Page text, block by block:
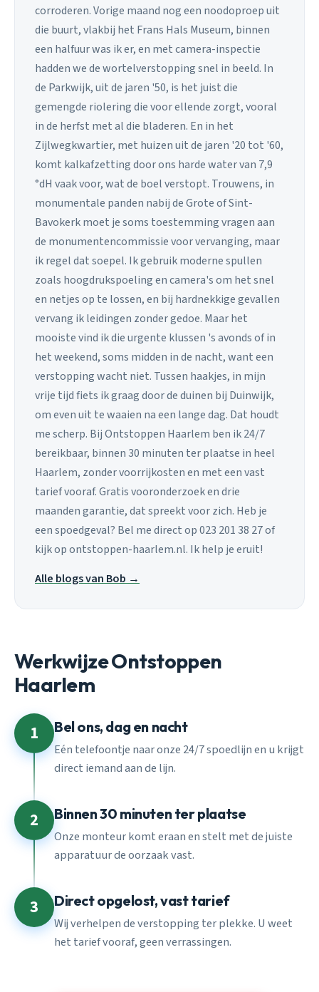
corroderen. Vorige maand nog een noodoproep uit
die buurt, vlakbij het Frans Hals Museum, binnen
een halfuur was ik er, en met camera-inspectie
hadden we de wortelverstopping snel in beeld. In
de Parkwijk, uit de jaren '50, is het juist die
gemengde riolering die voor ellende zorgt, vooral
in de herfst met al die bladeren. En in het
Zijlwegkwartier, met huizen uit de jaren '20 tot '60,
komt kalkafzetting door ons harde water van 7,9
°dH vaak voor, wat de boel verstopt. Trouwens, in
monumentale panden nabij de Grote of Sint-
Bavokerk moet je soms toestemming vragen aan
de monumentencommissie voor vervanging, maar
ik regel dat soepel. Ik gebruik moderne spullen
zoals hoogdrukspoeling en camera's om het snel
en netjes op te lossen, en bij hardnekkige gevallen
vervang ik leidingen zonder gedoe. Maar het
mooiste vind ik die urgente klussen 's avonds of in
het weekend, soms midden in de nacht, want een
verstopping wacht niet. Tussen haakjes, in mijn
vrije tijd fiets ik graag door de duinen bij Duinwijk,
om even uit te waaien na een lange dag. Dat houdt
me scherp. Bij Ontstoppen Haarlem ben ik 24/7
bereikbaar, binnen 30 minuten ter plaatse in heel
Haarlem, zonder voorrijkosten en met een vast
tarief vooraf. Gratis vooronderzoek en drie
maanden garantie, dat spreekt voor zich. Heb je
een spoedgeval? Bel me direct op 023 201 38 27 of
kijk op ontstoppen-haarlem.nl. Ik help je eruit!
Alle blogs van Bob →
Werkwijze Ontstoppen
Haarlem
1 Bel ons, dag en nacht
Eén telefoontje naar onze 24/7 spoedlijn en u krijgt
direct iemand aan de lijn.
2 Binnen 30 minuten ter plaatse
Onze monteur komt eraan en stelt met de juiste
apparatuur de oorzaak vast.
3 Direct opgelost, vast tarief
Wij verhelpen de verstopping ter plekke. U weet
het tarief vooraf, geen verrassingen.